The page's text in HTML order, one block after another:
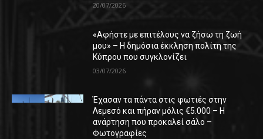
20/07/2026
«Αφήστε με επιτέλους να ζήσω τη ζωή
μου» – Η δημόσια έκκληση πολίτη της
Κύπρου που συγκλονίζει
03/07/2026
Έχασαν τα πάντα στις φωτιές στην
Λεμεσό και πήραν μόλις €5.000 – Η
ανάρτηση που προκαλεί σάλο –
Φωτογραφίες